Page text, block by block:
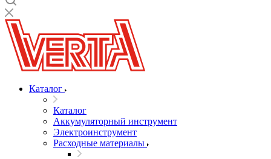
Каталог
Каталог
Аккумуляторный инструмент
Электроинструмент
Расходные материалы